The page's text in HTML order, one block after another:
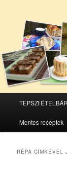
Tovább
az
elsődleges
Tovább
a
másodlagos
TEPSZI ÉTELBÁR
Mentes receptek
RÉPA CÍMKÉVEL